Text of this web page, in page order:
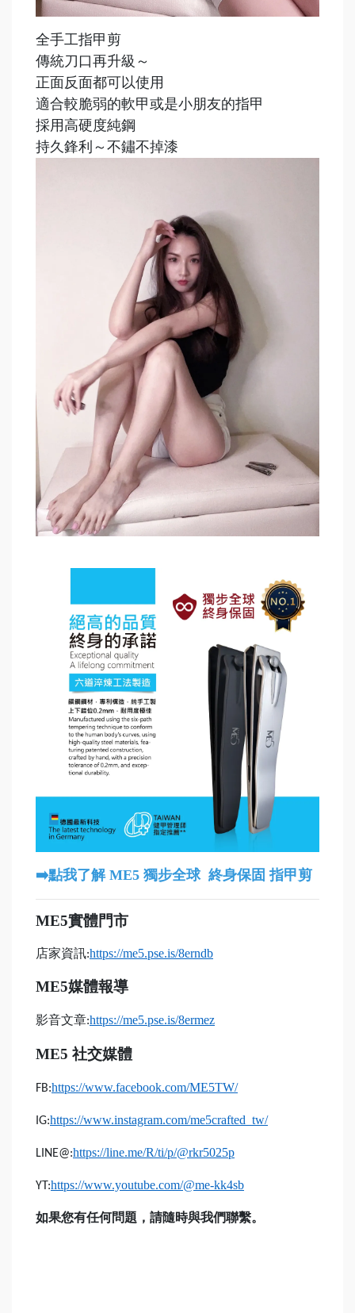
全手工指甲剪
傳統刀口再升級～
正面反面都可以使用
適合較脆弱的軟甲或是小朋友的指甲
採用高硬度純鋼
持久鋒利～不鏽不掉漆
➡️點我了解 ME5 獨步全球 終身保固 指甲剪
ME5實體門市
店家資訊:https://me5.pse.is/8erndb
ME5媒體報導
影音文章:https://me5.pse.is/8ermez
ME5 社交媒體
FB:https://www.facebook.com/ME5TW/
IG:https://www.instagram.com/me5crafted_tw/
LINE@:https://line.me/R/ti/p/@rkr5025p
YT:https://www.youtube.com/@me-kk4sb
如果您有任何問題，請隨時與我們聯繫。